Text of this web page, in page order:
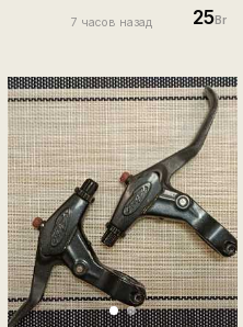
7 часов назад 25Br